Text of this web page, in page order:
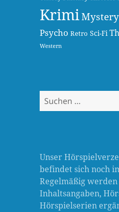
KrimiMystery
Psycho Retro Sci-Fi
Western
Suchen
nach:
Unser
befindet sich noch
Regelmäßig
Inhaltsangaben,
Hörspielserien